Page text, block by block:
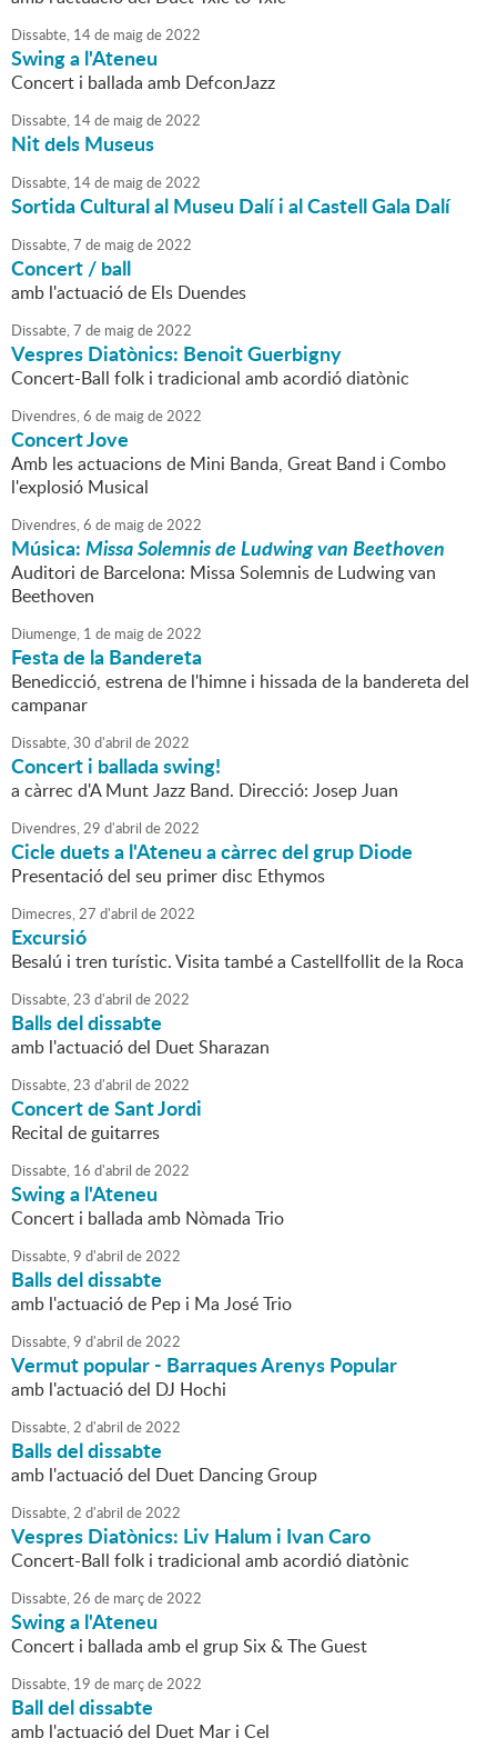
Dissabte, 14de maigde2022
Swing a l'Ateneu
Concert i ballada amb DefconJazz
Dissabte, 14de maigde2022
Nit dels Museus
Dissabte, 14de maigde2022
Sortida Cultural al Museu Dalí i al Castell Gala Dalí
Dissabte,7 de maigde2022
Concert / ball
amb l'actuació de Els Duendes
Dissabte,7 de maigde2022
Vespres Diatònics: Benoit Guerbigny
Concert-Ball folk i tradicional amb acordió diatònic
Divendres,6 de maigde2022
Concert Jove
Amb les actuacions de Mini Banda, Great Band i Combo
l'explosió Musical
Divendres,6 de maigde2022
Música:Missa Solemnis de Ludwing van Beethoven
Auditori de Barcelona: Missa Solemnis de Ludwing van
Beethoven
Diumenge, 1 de maigde2022
Festa de la Bandereta
Benedicció, estrena de l'himne i hissada de la bandereta del
campanar
Dissabte,30 d'abril de2022
Concert i ballada swing!
a càrrec d'A Munt Jazz Band. Direcció: Josep Juan
Divendres,29 d'abril de2022
Cicle duets a l'Ateneu a càrrec del grup Diode
Presentació del seu primer disc Ethymos
Dimecres,27 d'abril de2022
Excursió
Besalú i tren turístic. Visita també a Castellfollit de la Roca
Dissabte,23 d'abril de2022
Balls del dissabte
amb l'actuació del Duet Sharazan
Dissabte,23 d'abril de2022
Concert de Sant Jordi
Recital de guitarres
Dissabte, 16 d'abril de2022
Swing a l'Ateneu
Concert i ballada amb Nòmada Trio
Dissabte,9 d'abril de2022
Balls del dissabte
amb l'actuació de Pep i Ma José Trio
Dissabte,9 d'abril de2022
Vermut popular - Barraques Arenys Popular
amb l'actuació del DJ Hochi
Dissabte,2 d'abril de2022
Balls del dissabte
amb l'actuació del Duet Dancing Group
Dissabte,2 d'abril de2022
Vespres Diatònics: Liv Halum i Ivan Caro
Concert-Ball folk i tradicional amb acordió diatònic
Dissabte,26 de marçde2022
Swing a l'Ateneu
Concert i ballada amb el grup Six & The Guest
Dissabte, 19 de marçde2022
Ball del dissabte
amb l'actuació del Duet Mar i Cel